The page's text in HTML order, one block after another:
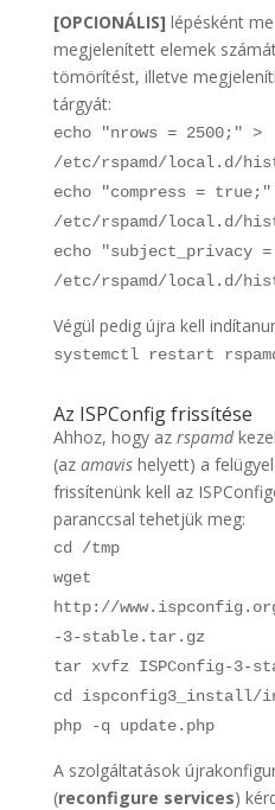
[OPCIONÁLIS] lépésként
megjelenített elemek
tömörítést, illetve
tárgyát:
echo "nrows = 2500;" >
/etc/rspamd/local.d/
echo "compress = true;"
/etc/rspamd/local.d/
echo "subject_privacy
/etc/rspamd/local.d/
Végül pedig újra kell
systemctl restart
Az ISPConfig frissítése
Ahhoz, hogy az rspamd
(az amavishelyett) a
frissítenünk kell az
paranccsal tehetjük meg:
cd /tmp
wget
http://
-3-stable.tar.gz
tar xvfz ISPConfig-3-
cd ispconfig3_install/
php -q update.php
A szolgáltatások
(reconfigure services)